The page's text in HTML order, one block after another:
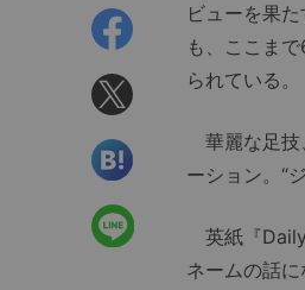
ビューを果
も、ここま
られている。
華麗な足技
ーション。“
英紙『Daily
ネームの話